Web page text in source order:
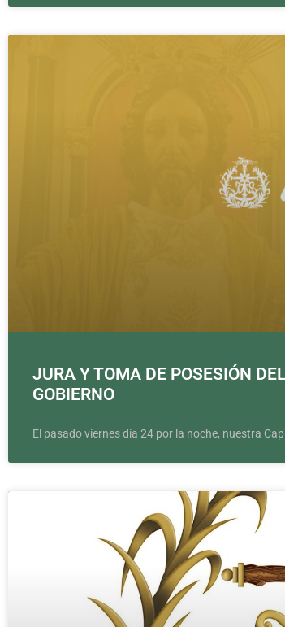
JURA Y TOMA DE POSESIÓN
GOBIERNO
El pasado viernes día 24 por la noche, nuestra